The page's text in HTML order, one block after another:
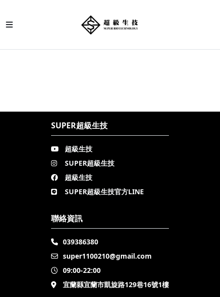
SUPER超級生技
超級生技
SUPER超級生技
超級生技
SUPER超級生技官方LINE
聯絡資訊
039386380
super1100210@gmail.com
09:00-22:00
宜蘭縣宜蘭市凱旋路129巷16號1樓